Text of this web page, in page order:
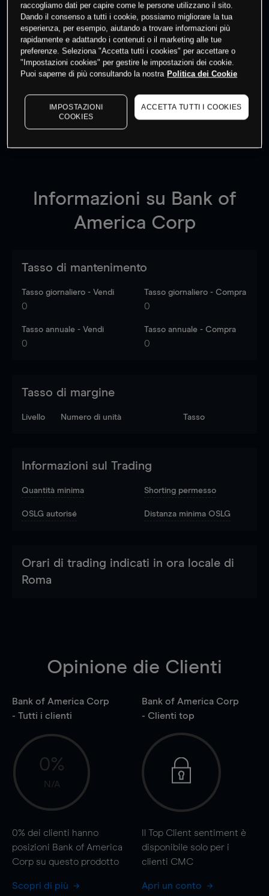
Fai trading
I prezzi sono solo indicativi.Accedi
dati di mercato
Informazioni su Bank of
America Corp
Tasso di mantenimento
Tasso giornaliero - Vendi
0
Tasso giornaliero - Compra
0
Tasso annuale - Vendi
0
Tasso annuale - Compra
0
Tasso di margine
Livello Numero di unità Tasso
Informazioni sul Trading
Quantità minima Shorting permesso
OSLG autorisé Distanza minima OSLG
Orari di trading indicati in ora locale di
Roma
Opinione die Clienti
Bank of America Corp
- Tutti i clienti
0%
N/A
0% dei clienti hanno
posizioni Bank of America
Corp su questo prodotto
Scopri di più
Bank of America Corp
- Clienti top
Il Top Client sentiment è
disponibile solo per i
clienti CMC
Apri un conto
raccogliamo dati per capire come le persone utilizzano il sito.
Dando il consenso a tutti i cookie, possiamo migliorare la tua
esperienza, per esempio, aiutando a trovare informazioni più
rapidamente e adattando i contenuti o il marketing alle tue
preferenze. Seleziona "Accetta tutti i cookies" per accettare o
"Impostazioni cookies" per gestire le impostazioni dei cookie.
Puoi saperne di più consultando la nostra Politica dei Cookie
IMPOSTAZIONI
COOKIES
ACCETTA TUTTI I COOKIES